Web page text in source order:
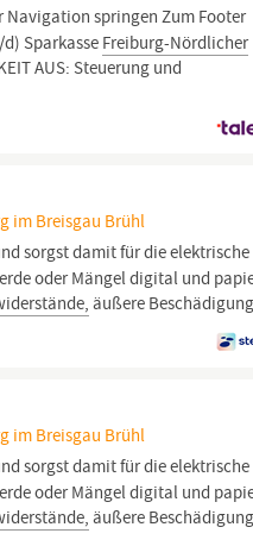
Navigation springen Zum Footer
Sparkasse Freiburg-Nördlicher
AUS: Steuerung und
im Breisgau Brühl
sorgst damit für die elektrische
oder Mängel digital und
äußere
im Breisgau Brühl
sorgst damit für die elektrische
oder Mängel digital und
äußere